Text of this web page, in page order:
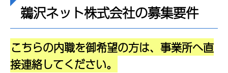
鵜沢ネット株式会社の募集要件
こちらの内職を御希望の方は、事業所へ直
接連絡してください。